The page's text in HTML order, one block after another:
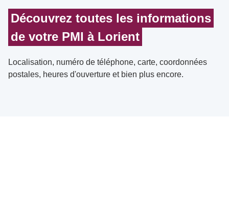
Découvrez toutes les informations
de votre PMI à Lorient
Localisation, numéro de téléphone, carte, coordonnées
postales, heures d'ouverture et bien plus encore.